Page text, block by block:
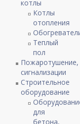
котлы
Котлы
отопления
Теплый
пол
Пожаротушение,
сигнализации
Строительное
оборудование
для
бетона,